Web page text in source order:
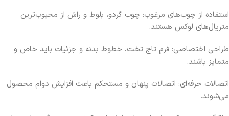
استفاده از چوب‌های مرغوب: چوب گردو، بلوط و راش از محبوب‌ترین
متریال‌های لوکس هستند.
طراحی اختصاصی: فرم تاج تخت، خطوط بدنه و جزئیات باید خاص و
متمایز باشند.
اتصالات حرفه‌ای: اتصالات پنهان و مستحکم باعث افزایش دوام محصول
می‌شوند.